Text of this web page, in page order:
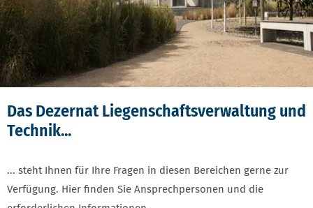
Das Dezernat Liegenschaftsverwaltung und
Technik...
... steht Ihnen für Ihre Fragen in diesen Bereichen gerne zur
Verfügung. Hier finden Sie Ansprechpersonen und die